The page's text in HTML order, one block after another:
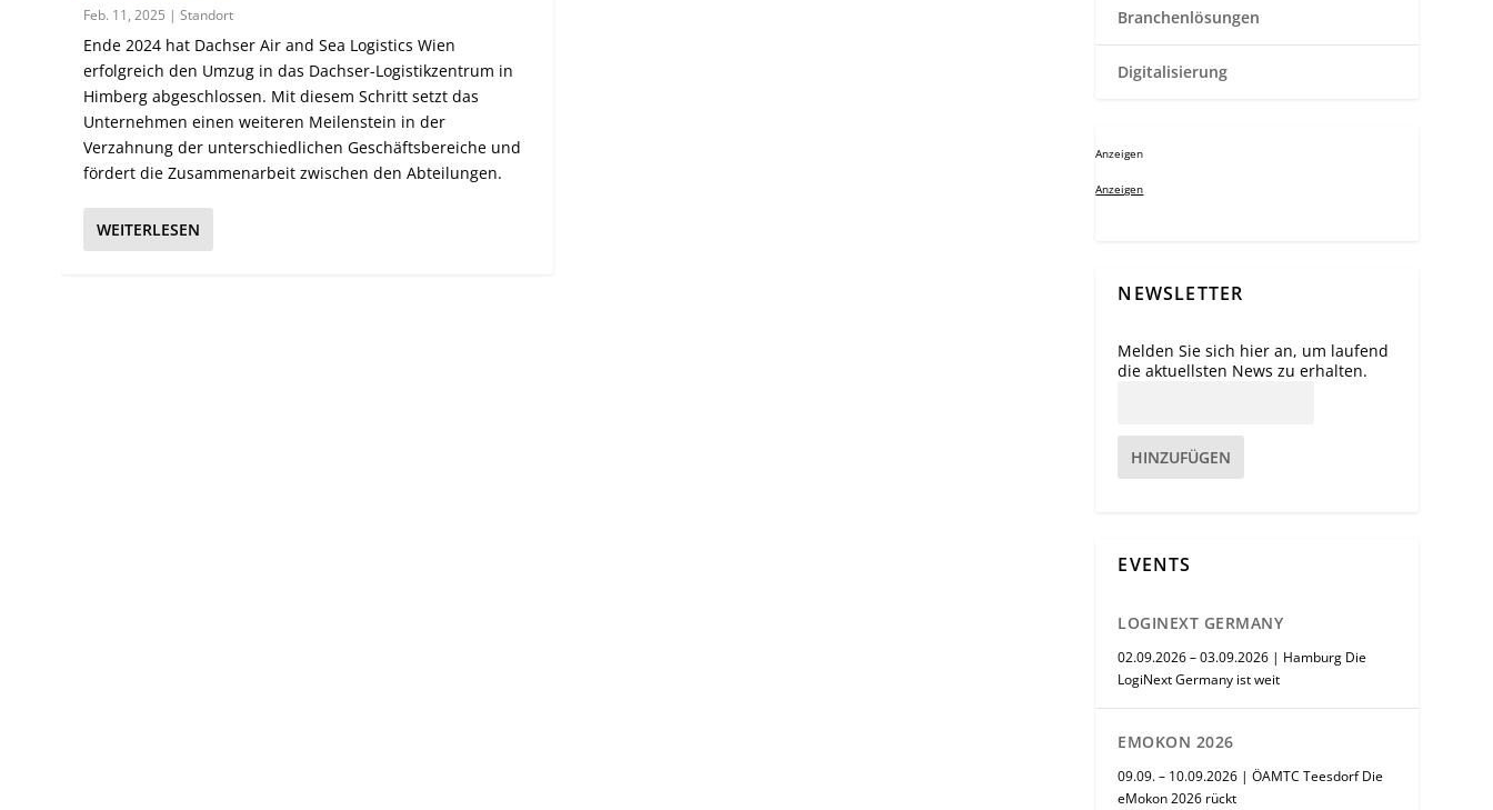
Feb. 11, 2025 |Standort
Ende 2024 hat Dachser Air and Sea Logistics Wien
erfolgreich den Umzug in das Dachser-Logistikzentrum in
Himberg abgeschlossen. Mit diesem Schritt setzt das
Unternehmen einen weiteren Meilenstein in der
Verzahnung der unterschiedlichen Geschäftsbereiche und
fördert die Zusammenarbeit zwischen den Abteilungen.
WEITERLESEN
Branchenlösungen
Digitalisierung
Anzeigen
Anzeigen
NEWSLETTER
Melden Sie sich hier an, um laufend
die aktuellsten News zu erhalten.
HINZUFÜGEN
EVENTS
LOGINEXT GERMANY
02.09.2026 – 03.09.2026 | Hamburg Die
LogiNext Germany ist weit
EMOKON 2026
09.09. – 10.09.2026 | ÖAMTC Teesdorf Die
eMokon 2026 rückt